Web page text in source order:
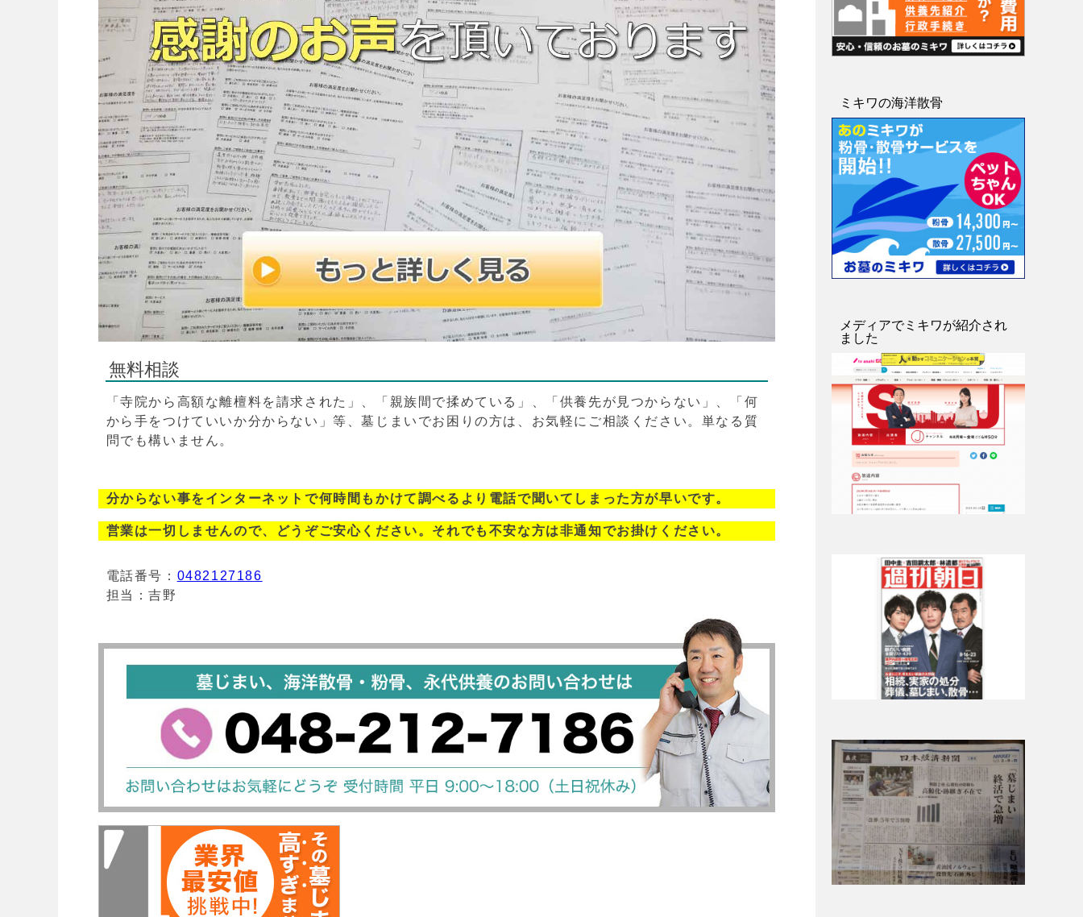
無料相談
「寺院から高額な離檀料を請求された」、「親族間で揉めている」、「供養先が見つからない」、「何
から手をつけていいか分からない」等、墓じまいでお困りの方は、お気軽にご相談ください。単なる質
問でも構いません。
分からない事をインターネットで何時間もかけて調べるより電話で聞いてしまった方が早いです。
営業は一切しませんので、どうぞご安心ください。それでも不安な方は非通知でお掛けください。
電話番号： 0482127186
担当：吉野
ミキワの海洋散骨
メディアでミキワが紹介され
ました